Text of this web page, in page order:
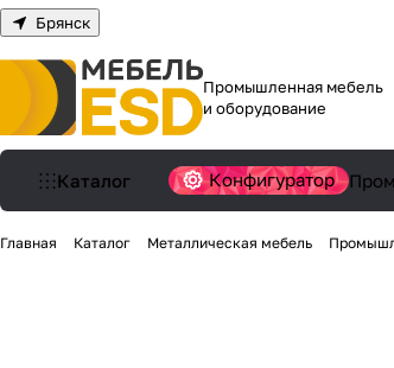
Брянск
Промышленная мебель
и оборудование
Каталог Конфигуратор
Главная Каталог Металлическая мебель